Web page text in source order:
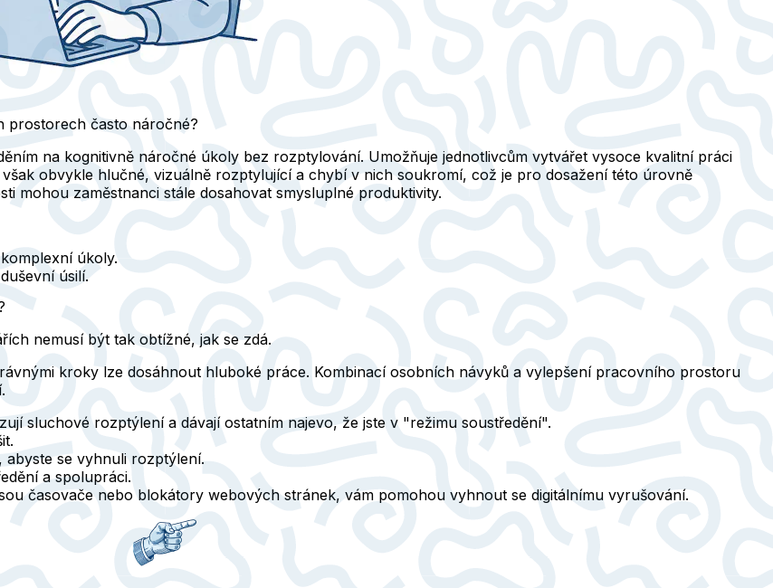
prostorech často náročné?
na kognitivně náročné úkoly bez rozptylování. Umožňuje jednotlivcům vytvářet vysoce kvalitní práci
obvykle hlučné, vizuálně rozptylující a chybí v nich soukromí, což je pro dosažení této úrovně
mohou zaměstnanci stále dosahovat smysluplné produktivity.
úkoly.
úsilí.
nemusí být tak obtížné, jak se zdá.
kroky lze dosáhnout hluboké práce. Kombinací osobních návyků a vylepšení pracovního prostoru
sluchové rozptýlení a dávají ostatním najevo, že jste v "režimu soustředění".
abyste se vyhnuli rozptýlení.
a spolupráci.
časovače nebo blokátory webových stránek, vám pomohou vyhnout se digitálnímu vyrušování.